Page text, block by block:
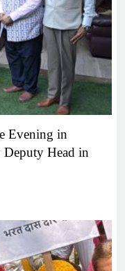
Evening in
Head in